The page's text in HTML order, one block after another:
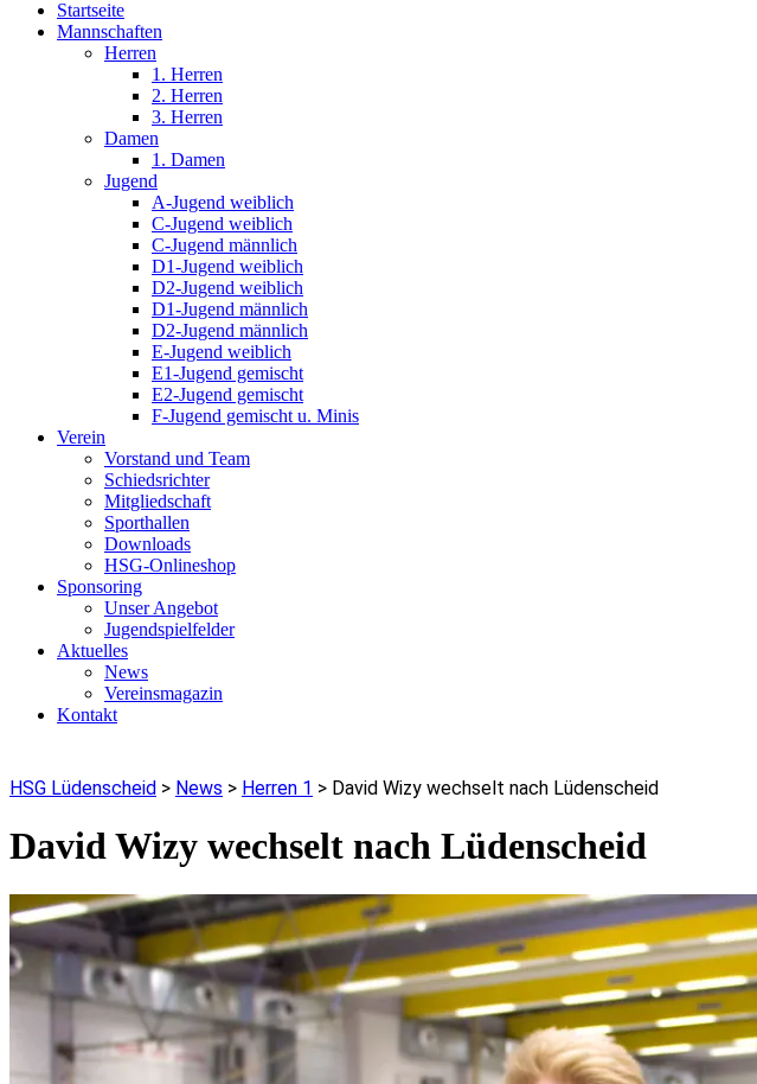
Startseite
Mannschaften
Herren
1. Herren
2. Herren
3. Herren
Damen
1. Damen
Jugend
A-Jugend weiblich
C-Jugend weiblich
C-Jugend männlich
D1-Jugend weiblich
D2-Jugend weiblich
D1-Jugend männlich
D2-Jugend männlich
E-Jugend weiblich
E1-Jugend gemischt
E2-Jugend gemischt
F-Jugend gemischt u. Minis
Verein
Vorstand und Team
Schiedsrichter
Mitgliedschaft
Sporthallen
Downloads
HSG-Onlineshop
Sponsoring
Unser Angebot
Jugendspielfelder
Aktuelles
News
Vereinsmagazin
Kontakt
HSG Lüdenscheid > News > Herren 1 > David Wizy wechselt nach Lüdenscheid
David Wizy wechselt nach Lüdenscheid